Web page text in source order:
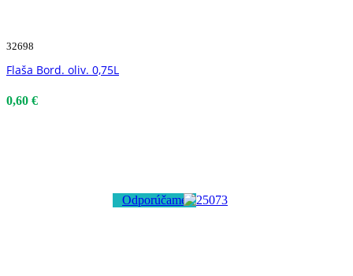
32698
Flaša Bord. oliv. 0,75L
0,60 €
Odporúčame